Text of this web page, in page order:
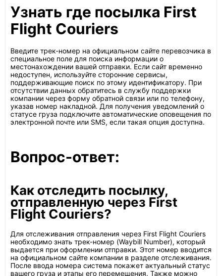
Узнать где посылка First
Flight Couriers
Введите трек-номер на официальном сайте перевозчика в
специальное поле для поиска информации о
местонахождении вашей отправки. Если сайт временно
недоступен, используйте сторонние сервисы,
поддерживающие поиск по этому идентификатору. При
отсутствии данных обратитесь в службу поддержки
компании через форму обратной связи или по телефону,
указав номер накладной. Для получения уведомлений о
статусе груза подключите автоматические оповещения по
электронной почте или SMS, если такая опция доступна.
Вопрос-ответ:
Как отследить посылку,
отправленную через First
Flight Couriers?
Для отслеживания отправления через First Flight Couriers
необходимо знать трек-номер (Waybill Number), который
выдается при оформлении отправки. Этот номер вводится
на официальном сайте компании в разделе отслеживания.
После ввода номера система покажет актуальный статус
вашего груза и этапы его перемещения. Также можно